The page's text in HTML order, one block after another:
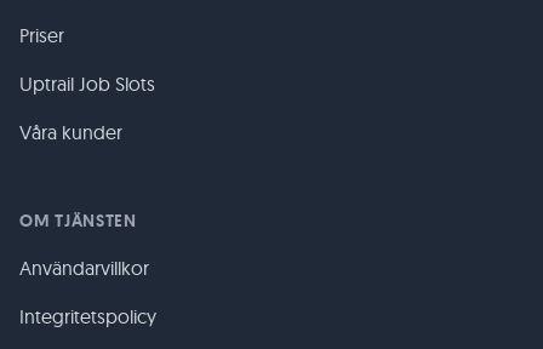
Priser
Uptrail Job Slots
Våra kunder
OM TJÄNSTEN
Användarvillkor
Integritetspolicy